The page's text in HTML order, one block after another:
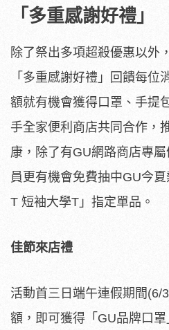
「多重感謝好禮」
除了祭出多項超殺優惠以外
「多重感謝好禮」回饋每位
額就有機會獲得口罩、手提
手全家便利商店共同合作，
康，除了有GU網路商店專
員更有機會免費抽中GU今
T 短袖大學T」指定單品。
佳節來店禮
活動首三日端午連假期間(6/
額，即可獲得「GU品牌口罩